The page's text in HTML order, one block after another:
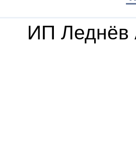
ИП Леднёв